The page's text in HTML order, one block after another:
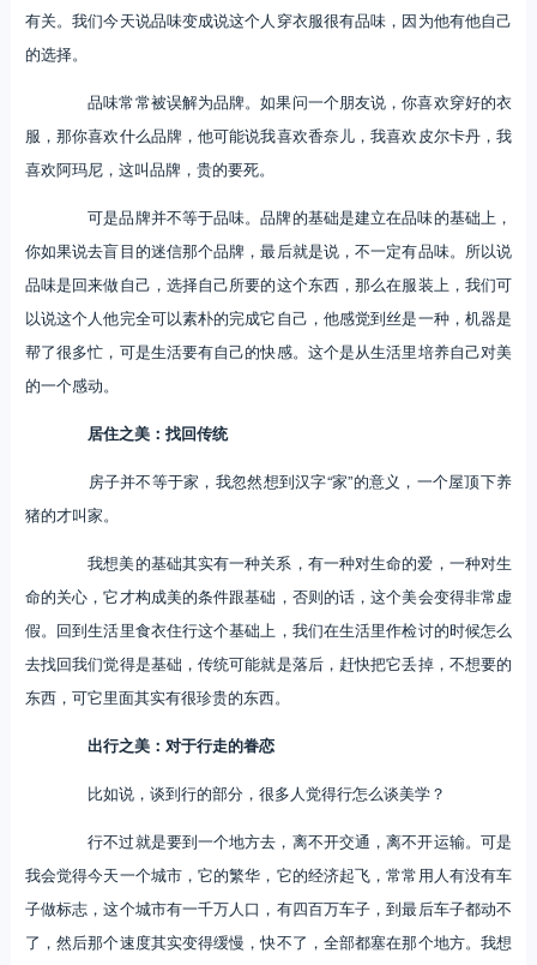
有关。我们今天说品味变成说这个人穿衣服很有品味，因为他有他自己
的选择。
品味常常被误解为品牌。如果问一个朋友说，你喜欢穿好的衣
服，那你喜欢什么品牌，他可能说我喜欢香奈儿，我喜欢皮尔卡丹，我
喜欢阿玛尼，这叫品牌，贵的要死。
可是品牌并不等于品味。品牌的基础是建立在品味的基础上，
你如果说去盲目的迷信那个品牌，最后就是说，不一定有品味。所以说
品味是回来做自己，选择自己所要的这个东西，那么在服装上，我们可
以说这个人他完全可以素朴的完成它自己，他感觉到丝是一种，机器是
帮了很多忙，可是生活要有自己的快感。这个是从生活里培养自己对美
的一个感动。
居住之美：找回传统
房子并不等于家，我忽然想到汉字“家”的意义，一个屋顶下养
猪的才叫家。
我想美的基础其实有一种关系，有一种对生命的爱，一种对生
命的关心，它才构成美的条件跟基础，否则的话，这个美会变得非常虚
假。回到生活里食衣住行这个基础上，我们在生活里作检讨的时候怎么
去找回我们觉得是基础，传统可能就是落后，赶快把它丢掉，不想要的
东西，可它里面其实有很珍贵的东西。
出行之美：对于行走的眷恋
比如说，谈到行的部分，很多人觉得行怎么谈美学？
行不过就是要到一个地方去，离不开交通，离不开运输。可是
我会觉得今天一个城市，它的繁华，它的经济起飞，常常用人有没有车
子做标志，这个城市有一千万人口，有四百万车子，到最后车子都动不
了，然后那个速度其实变得缓慢，快不了，全部都塞在那个地方。我想